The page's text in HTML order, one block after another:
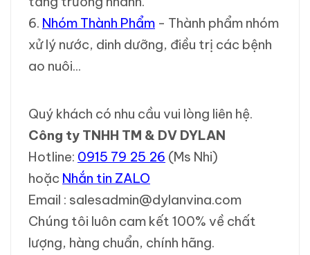
6. Nhóm Thành Phẩm - Thành phẩm nhóm
xử lý nước, dinh dưỡng, điều trị các bệnh
ao nuôi...
Quý khách có nhu cầu vui lòng liên hệ.
Công ty TNHH TM & DV DYLAN
Hotline: 0915 79 25 26 (Ms Nhi)
hoặc Nhắn tin ZALO
Email : salesadmin@dylanvina.com
Chúng tôi luôn cam kết 100% về chất
lượng, hàng chuẩn, chính hãng.